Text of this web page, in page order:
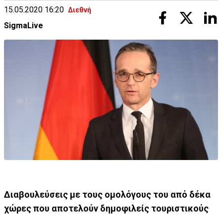
15.05.2020 16:20 Διεθνή
SigmaLive
Διαβουλεύσεις με τους ομολόγους του από δέκα
χώρες που αποτελούν δημοφιλείς τουριστικούς